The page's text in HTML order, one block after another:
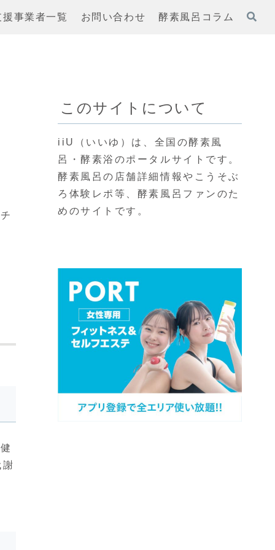
援事業者一覧 お問い合わせ 酵素風呂コラム
このサイトについて
iiU（いいゆ）は、全国の酵素風
呂・酵素浴のポータルサイトです。
酵素風呂の店舗詳細情報やこうそぶ
ろ体験レポ等、酵素風呂ファンのた
めのサイトです。